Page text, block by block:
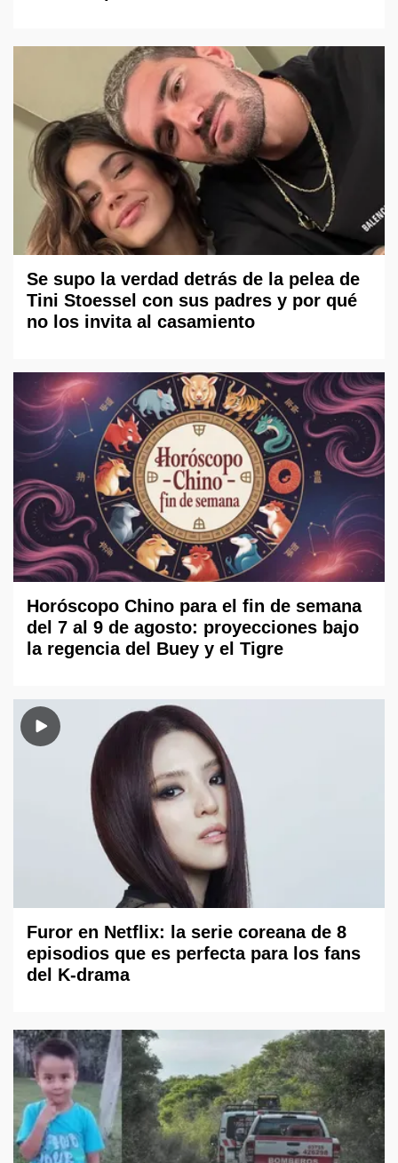
Se supo la verdad detrás de la pelea de
Tini Stoessel con sus padres y por qué
no los invita al casamiento
Horóscopo Chino para el fin de semana
del 7 al 9 de agosto: proyecciones bajo
la regencia del Buey y el Tigre
Furor en Netflix: la serie coreana de 8
episodios que es perfecta para los fans
del K-drama